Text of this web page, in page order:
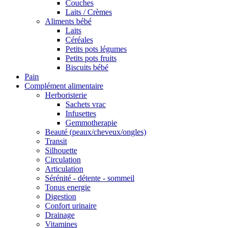
Couches
Laits / Crèmes
Aliments bébé
Laits
Céréales
Petits pots légumes
Petits pots fruits
Biscuits bébé
Pain
Complément alimentaire
Herboristerie
Sachets vrac
Infusettes
Gemmotherapie
Beauté (peaux/cheveux/ongles)
Transit
Silhouette
Circulation
Articulation
Sérénité - détente - sommeil
Tonus energie
Digestion
Confort urinaire
Drainage
Vitamines